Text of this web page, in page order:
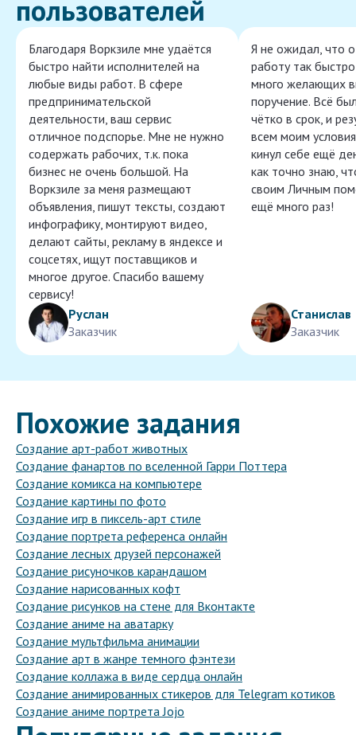
пользователей
Благодаря Воркзиле мне удаётся
быстро найти исполнителей на
любые виды работ. В сфере
предпринимательской
деятельности, ваш сервис
отличное подспорье. Мне не нужно
содержать рабочих, т.к. пока
бизнес не очень большой. На
Воркзиле за меня размещают
объявления, пишут тексты, создают
инфографику, монтируют видео,
делают сайты, рекламу в яндексе и
соцсетях, ищут поставщиков и
многое другое. Спасибо вашему
сервису!
Руслан
Заказчик
Я не ожидал, что
работу так
много желающих
поручение. Всё
чётко в срок, и
всем моим
кинул себе ещё
как точно знаю,
своим Личным
ещё много раз!
Станислав
Заказчик
Похожие задания
Создание арт-работ животных
Создание фанартов по вселенной Гарри Поттера
Создание комикса на компьютере
Создание картины по фото
Создание игр в пиксель-арт стиле
Создание портрета референса онлайн
Создание лесных друзей персонажей
Создание рисуночков карандашом
Создание нарисованных кофт
Создание рисунков на стене для Вконтакте
Создание аниме на аватарку
Создание мультфильма анимации
Создание арт в жанре темного фэнтези
Создание коллажа в виде сердца онлайн
Создание анимированных стикеров для Telegram котиков
Создание аниме портрета Jojo